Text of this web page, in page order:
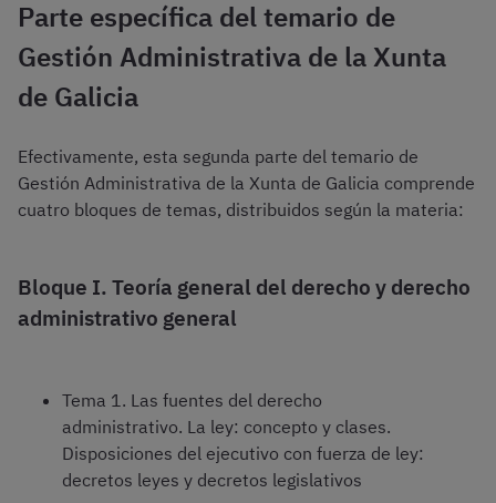
Parte específica del temario de
Gestión Administrativa de la Xunta
de Galicia
Efectivamente, esta segunda parte del temario de
Gestión Administrativa de la Xunta de Galicia comprende
cuatro bloques de temas, distribuidos según la materia:
Bloque I. Teoría general del derecho y derecho
administrativo general
Tema 1. Las fuentes del derecho
administrativo. La ley: concepto y clases.
Disposiciones del ejecutivo con fuerza de ley:
decretos leyes y decretos legislativos